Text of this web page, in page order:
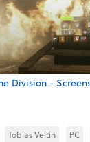
Division -
Tobias Veltin PC